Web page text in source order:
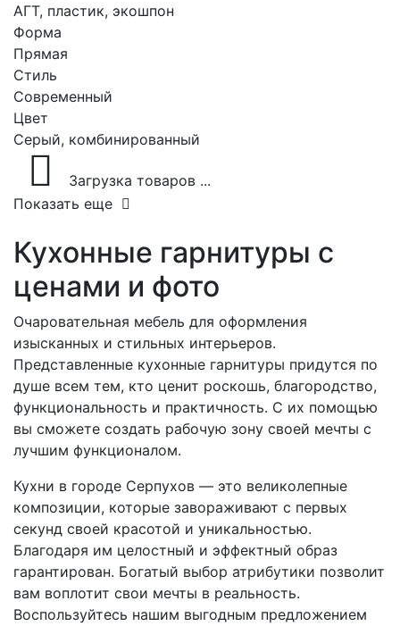
АГТ, пластик, экошпон
Форма
Прямая
Стиль
Современный
Цвет
Серый, комбинированный
Загрузка товаров ...
Показать еще
Кухонные гарнитуры с
ценами и фото
Очаровательная мебель для оформления
изысканных и стильных интерьеров.
Представленные кухонные гарнитуры придутся по
душе всем тем, кто ценит роскошь, благородство,
функциональность и практичность. С их помощью
вы сможете создать рабочую зону своей мечты с
лучшим функционалом.
Кухни в городе Серпухов — это великолепные
композиции, которые завораживают с первых
секунд своей красотой и уникальностью.
Благодаря им целостный и эффектный образ
гарантирован. Богатый выбор атрибутики позволит
вам воплотит свои мечты в реальность.
Воспользуйтесь нашим выгодным предложением